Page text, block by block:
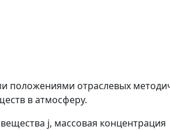
положениями отраслевых
в атмосферу.
j, массовая концентрация